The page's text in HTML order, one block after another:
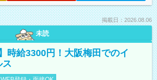
掲載日：2026.08.06
未読
時給3300円！大阪梅田でのイ
ス